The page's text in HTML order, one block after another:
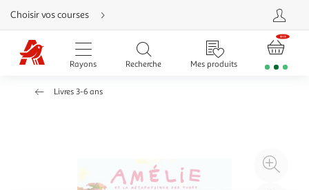
Aller
directement
au
contenu
Aller
directement
Aller
Choisir vos courses
Rayons Recherche Mes produits
Livres 3-6 ans